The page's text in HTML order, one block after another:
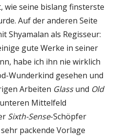
wie seine bislang finsterste
Auf der anderen Seite
Shyamalan als Regisseur:
gute Werke in seiner
habe ich ihn nie wirklich
Wunderkind gesehen und
Arbeiten Glassund Old
Mittelfeld
Sixth-Sense-Schöpfer
packende Vorlage